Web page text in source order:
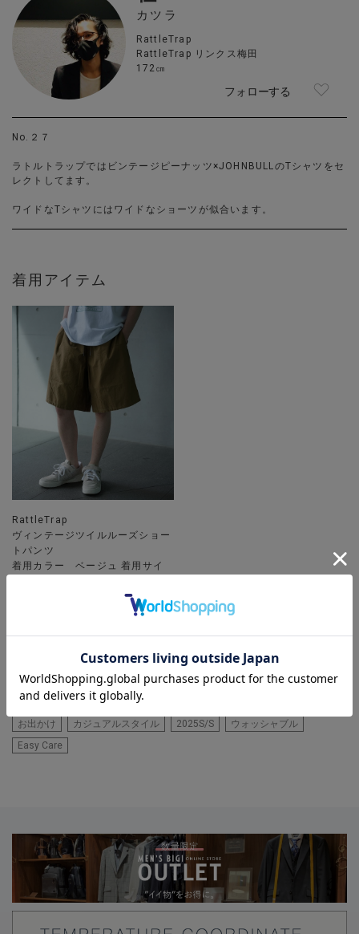
カツラ
RattleTrap
RattleTrap リンクス梅田
172㎝
フォローする
No.２７
ラトルトラップではビンテージピーナッツ×JOHNBULLのTシャツをセ
レクトしてます。
ワイドなTシャツにはワイドなショーツが似合います。
着用アイテム
RattleTrap
ヴィンテージツイルルーズショー
トパンツ
着用カラー ベージュ 着用サイ
ベージュ チノパン キャメル 雨の日 海
リゾート
ストリート系 ビッグシルエット
別注
半袖カットソー
ワイドシルエット オーバーサイズ
黒
キャンプ
登山 アウトドア
お出かけ
カジュアルスタイル 2025S/S
ウォッシャブル
Easy Care